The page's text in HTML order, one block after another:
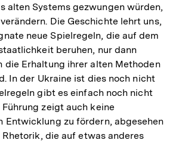
alten Systems gezwungen würden,
Die Geschichte lehrt uns,
neue Spielregeln, die auf dem
beruhen, nur dann
die Erhaltung ihrer alten Methoden
In der Ukraine ist dies noch nicht
gibt es einfach noch nicht
zeigt auch keine
Entwicklung zu fördern, abgesehen
die auf etwas anderes